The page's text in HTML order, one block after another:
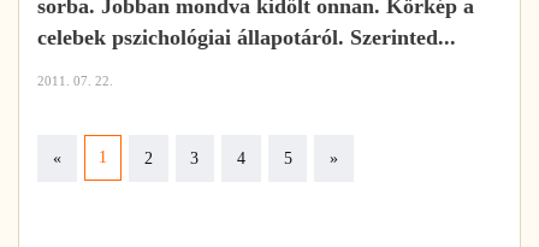
sorba. Jobban mondva kidőlt onnan. Körkép a
celebek pszichológiai állapotáról. Szerinted...
2011. 07. 22.
«Previous
1 2 3 4 5 »Next